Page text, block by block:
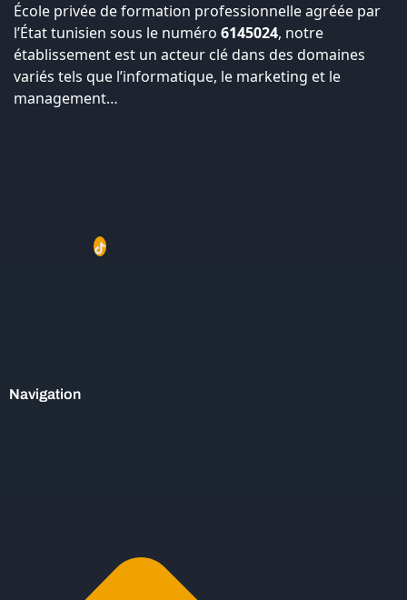
École privée de formation professionnelle agréée par
l’État tunisien sous le numéro 6145024, notre
établissement est un acteur clé dans des domaines
variés tels que l’informatique, le marketing et le
management…
Navigation